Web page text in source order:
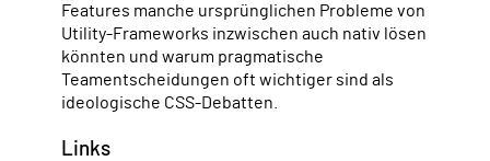
Features manche ursprünglichen Probleme von
Utility-Frameworks inzwischen auch nativ lösen
könnten und warum pragmatische
Teamentscheidungen oft wichtiger sind als
ideologische CSS-Debatten.
Links